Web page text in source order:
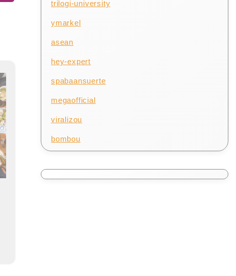
trilogi-university
ymarkel
asean
hey-expert
spabaansuerte
megaofficial
viralizou
bombou